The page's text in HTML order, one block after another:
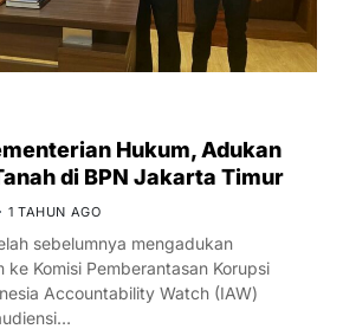
Hukum, Adukan
di BPN Jakarta Timur
1 TAHUN AGO
sebelumnya mengadukan
ke Komisi Pemberantasan Korupsi
Accountability Watch (IAW)